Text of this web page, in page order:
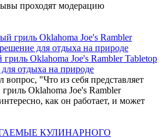
проходят модерацию
Oklahoma Joe's Rambler Tabletop
отдыха на природе
вопрос, "Что из себя представляет
Oklahoma Joe's Rambler
как он работает, и может